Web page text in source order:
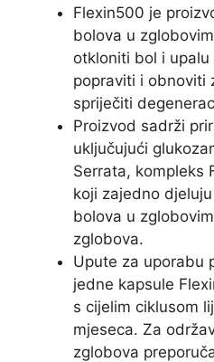
Flexin500 je
bolova u
otkloniti bol i
popraviti i obnoviti
spriječiti
Proizvod sadrži
uključujući
Serrata, kompleks
koji zajedno
bolova u
zglobova.
Upute za uporabu
jedne kapsule
s cijelim ciklusom
mjeseca. Za
zglobova